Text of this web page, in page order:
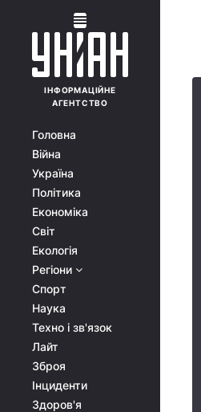
ІНФОРМАЦІЙНЕ
АГЕНТСТВО
Головна
Війна
Україна
Політика
Економіка
Світ
Екологія
Регіони
Спорт
Наука
Техно і зв'язок
Лайт
Зброя
Інциденти
Здоров'я